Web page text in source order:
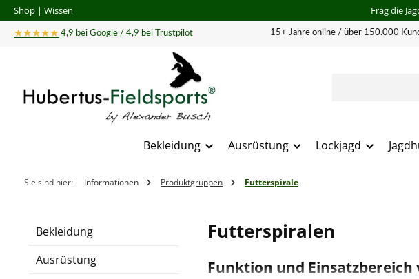
Hauptinhalt springen
Zur Suche springen
Zur Hauptnavigation springen
Shop | Wissen Frag die
★★★★★ 4,9 bei Google / 4,9 bei Trustpilot 15+ Jahre online / über 150.000
Bekleidung Ausrüstung Lockjagd
Sie sind hier: Informationen Produktgruppen Futterspirale
Bekleidung
Ausrüstung
Futterspiralen
Funktion und